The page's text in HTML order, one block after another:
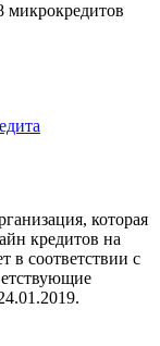
которая
кредитов на
в соответствии с